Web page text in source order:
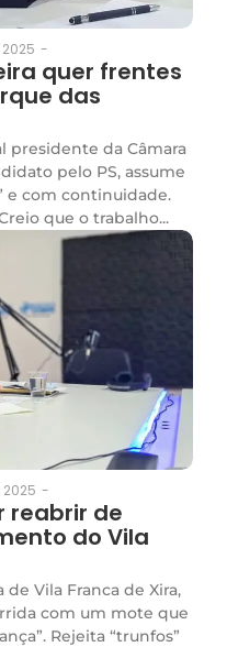
-
quer frentes
das
presidente da Câmara
pelo PS, assume
e com continuidade.
que o trabalho...
2025 -
reabrir de
do Vila
de Vila Franca de Xira,
com um mote que
Rejeita “trunfos”